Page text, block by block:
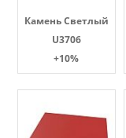
Камень Светлый
U3706
+10%